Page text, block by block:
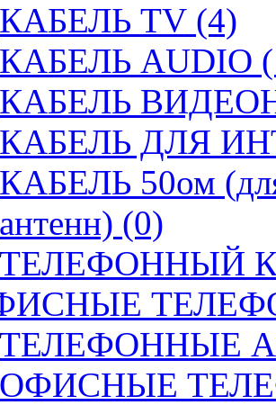
КАБЕЛЬ TV (4)
КАБЕЛЬ AUDIO
КАБЕЛЬ
КАБЕЛЬ ДЛЯ
КАБЕЛЬ 50ом
антенн) (0)
ТЕЛЕФОННЫЙ
ТЕЛЕФОННЫЕ
ОФИСНЫЕ